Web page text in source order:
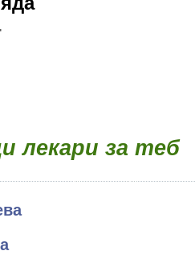
лекари за теб